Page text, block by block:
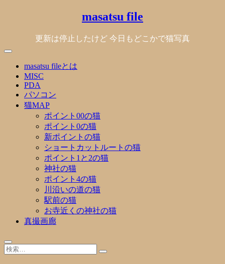
masatsu file
更新は停止したけど 今日もどこかで猫写真
masatsu fileとは
MISC
PDA
パソコン
猫MAP
ポイント00の猫
ポイント0の猫
新ポイントの猫
ショートカットルートの猫
ポイント1と2の猫
神社の猫
ポイント4の猫
川沿いの道の猫
駅前の猫
お寺近くの神社の猫
真撮画廊